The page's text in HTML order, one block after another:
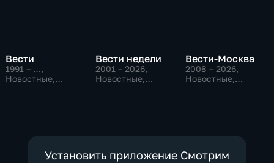
Вести
1991 – …,
Новостные,
Вести недели
2001 – 2026,
Новостные,
Вести-Москва
2008 – 2026,
Новостные,
Установить приложение Смотрим